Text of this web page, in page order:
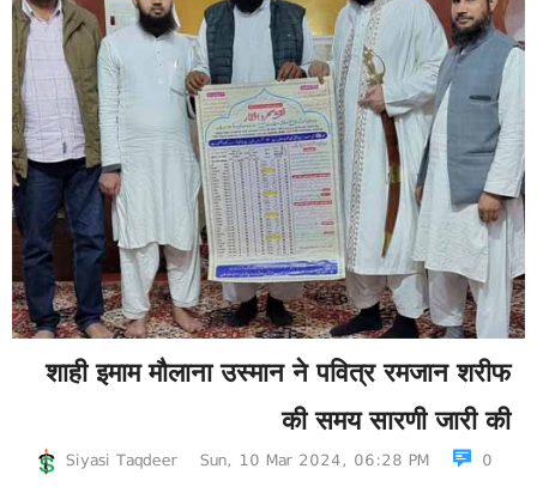
शाही इमाम मौलाना उस्मान ने पवित्र रमजान शरीफ
की समय सारणी जारी की
Siyasi Taqdeer Sun, 10 Mar 2024, 06:28 PM 0